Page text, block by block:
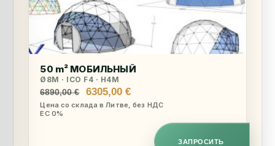
50 m² МОБИЛЬНЫЙ
Ø8M · ICO F4 · H4M
6890,00€
Первоначальная
цена
6305,00€Текущая
цена:
Цена со склада в Литве, без НДС
ЕС 0%
ЗАПРОСИТЬ